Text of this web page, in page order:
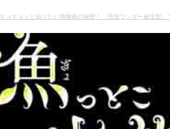
ギョギョッと知りたい博物画の秘密！「荒俣ワンダー秘宝館」